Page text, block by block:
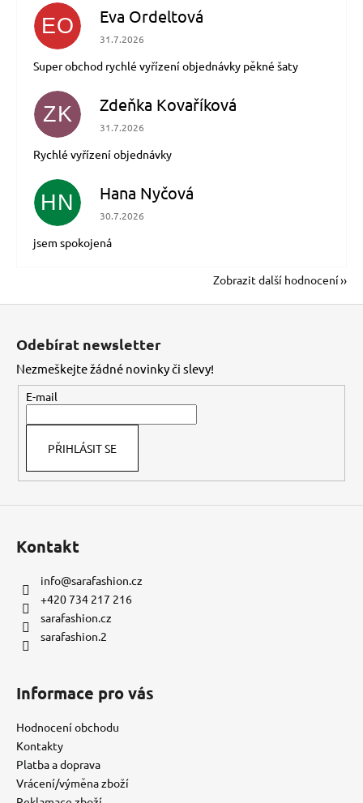
EO Eva Ordeltová
Hodnocení obchodu je 5 z 5 hvězdiček.
31.7.2026
Super obchod rychlé vyřízení objednávky pěkné šaty
ZK Zdeňka Kovaříková
Hodnocení obchodu je 5 z 5 hvězdiček.
31.7.2026
Rychlé vyřízení objednávky
HN Hana Nyčová
Hodnocení obchodu je 5 z 5 hvězdiček.
30.7.2026
jsem spokojená
Zobrazit další hodnocení
Odebírat newsletter
Nezmeškejte žádné novinky či slevy!
E-mail
PŘIHLÁSIT SE
Kontakt
info@sarafashion.cz
+420 734 217 216
sarafashion.cz
sarafashion.2
Informace pro vás
Hodnocení obchodu
Kontakty
Platba a doprava
Vrácení/výměna zboží